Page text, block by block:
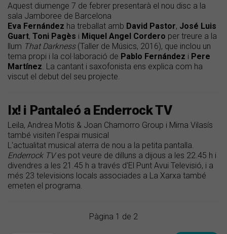
Aquest diumenge 7 de febrer presentarà el nou disc a la
sala Jamboree de Barcelona
Eva Fernández ha treballat amb David Pastor, José Luis
Guart, Toni Pagès i Miquel Angel Cordero per treure a la
llum That Darkness (Taller de Músics, 2016), que inclou un
tema propi i la col·laboració de Pablo Fernández i Pere
Martínez. La cantant i saxofonista ens explica com ha
viscut el debut del seu projecte.
Ix! i Pantaleó a Enderrock TV
Leila, Andrea Motis & Joan Chamorro Group i Mirna Vilasís
també visiten l'espai musical
L'actualitat musical aterra de nou a la petita pantalla.
Enderrock TVes pot veure de dilluns a dijous a les 22.45 h i
divendres a les 21.45 h a través d'El Punt Avui Televisió, i a
més 23 televisions locals associades a La Xarxa també
emeten el programa.
Pàgina 1 de 2